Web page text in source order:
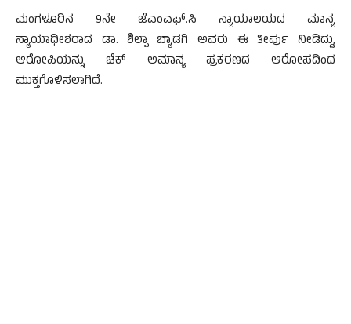
ಮಂಗಳೂರಿನ 9ನೇ ಜೆಎಂಎಫ್.ಸಿ ನ್ಯಾಯಾಲಯದ ಮಾನ್ಯ
ನ್ಯಾಯಾಧೀಶರಾದ ಡಾ. ಶಿಲ್ಪಾ ಬ್ಯಾಡಗಿ ಅವರು ಈ ತೀರ್ಪು ನೀಡಿದ್ದು,
ಆರೋಪಿಯನ್ನು ಚೆಕ್ ಅಮಾನ್ಯ ಪ್ರಕರಣದ ಆರೋಪದಿಂದ
ಮುಕ್ತಗೊಳಿಸಲಾಗಿದೆ.